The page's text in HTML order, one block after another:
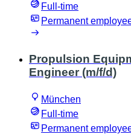
Full-time
Permanent
Propulsion
Engineer (m/f/d)
München
Full-time
Permanent